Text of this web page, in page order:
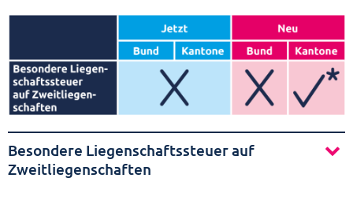
Besondere Liegenschaftssteuer auf
Zweitliegenschaften